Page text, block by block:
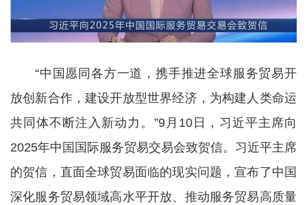
“中国愿同各方一道，携手推进全球服务贸易开
放创新合作，建设开放型世界经济，为构建人类命运
共同体不断注入新动力。”9月10日，习近平主席向
2025年中国国际服务贸易交易会致贺信。习近平主席
的贺信，直面全球贸易面临的现实问题，宣布了中国
深化服务贸易领域高水平开放、推动服务贸易高质量